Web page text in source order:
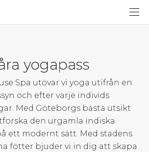
yogapass
Spa utövar vi yoga utifrån en
och efter varje individs
Med Göteborgs bästa utsikt
den urgamla indiska
ett modernt sätt. Med stadens
fötter bjuder vi in dig att skapa